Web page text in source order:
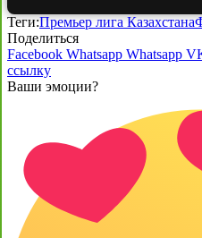
Теги:Премьер лига Казахстана
Поделиться
Facebook Whatsapp Whatsapp
ссылку
Ваши эмоции?